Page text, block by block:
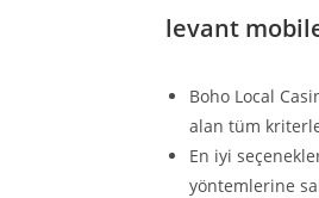
levant
Boho Local
alan tüm
En iyi
yöntemlerine